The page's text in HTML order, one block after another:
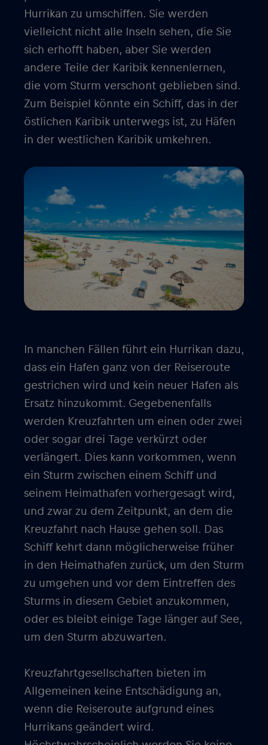
Hurrikan zu umschiffen. Sie werden
vielleicht nicht alle Inseln sehen, die Sie
sich erhofft haben, aber Sie werden
andere Teile der Karibik kennenlernen,
die vom Sturm verschont geblieben sind.
Zum Beispiel könnte ein Schiff, das in der
östlichen Karibik unterwegs ist, zu Häfen
in der westlichen Karibik umkehren.
In manchen Fällen führt ein Hurrikan dazu,
dass ein Hafen ganz von der Reiseroute
gestrichen wird und kein neuer Hafen als
Ersatz hinzukommt. Gegebenenfalls
werden Kreuzfahrten um einen oder zwei
oder sogar drei Tage verkürzt oder
verlängert. Dies kann vorkommen, wenn
ein Sturm zwischen einem Schiff und
seinem Heimathafen vorhergesagt wird,
und zwar zu dem Zeitpunkt, an dem die
Kreuzfahrt nach Hause gehen soll. Das
Schiff kehrt dann möglicherweise früher
in den Heimathafen zurück, um den Sturm
zu umgehen und vor dem Eintreffen des
Sturms in diesem Gebiet anzukommen,
oder es bleibt einige Tage länger auf See,
um den Sturm abzuwarten.
Kreuzfahrtgesellschaften bieten im
Allgemeinen keine Entschädigung an,
wenn die Reiseroute aufgrund eines
Hurrikans geändert wird.